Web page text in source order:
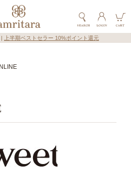
上半期ベストセラー 10%ポイント還元